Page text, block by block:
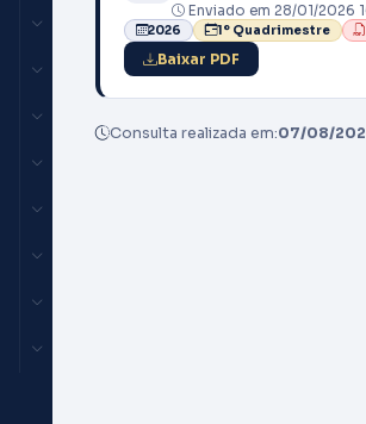
Enviado em 28/01/2026
2026 1º Quadrimestre
Baixar PDF
Consulta realizada em:07/08/